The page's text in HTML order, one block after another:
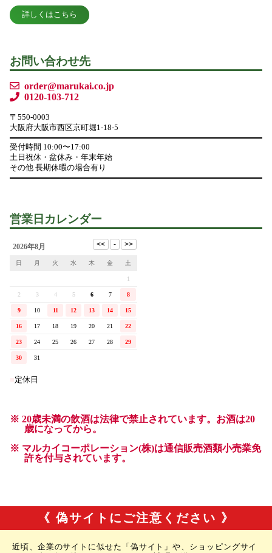
《 偽サイトにご注意ください 》
近頃、企業のサイトに似せた「偽サイト」や、ショッピングサイ